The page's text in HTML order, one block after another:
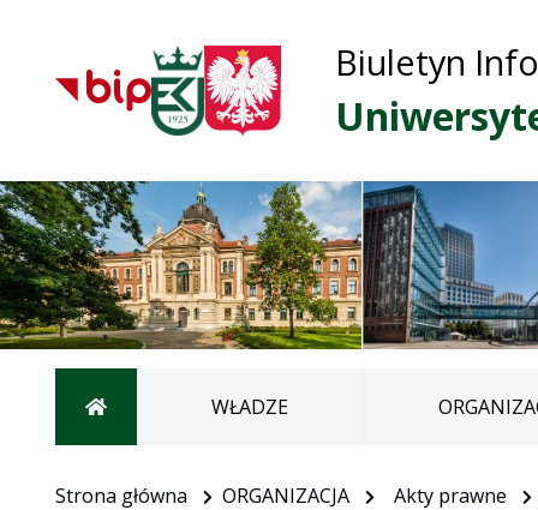
Biuletyn
Strona głównaWŁADZE
Strona główna ORGANIZACJA Akty prawne